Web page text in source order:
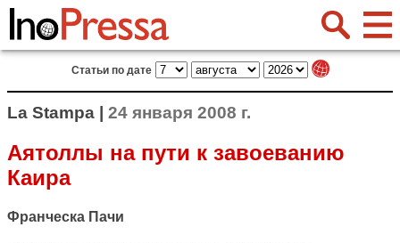
Статьи по дате
La Stampa | 24 января 2008 г.
Аятоллы на пути к завоеванию
Каира
Франческа Пачи